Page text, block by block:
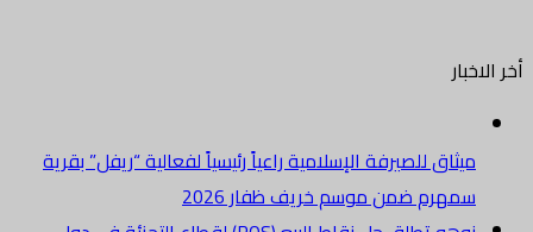
أخر الاخبار
ميثاق للصيرفة الإسلامية راعياً رئيسياً لفعالية “ريفل” بقرية
سمهرم ضمن موسم خريف ظفار 2026